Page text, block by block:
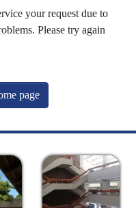
your request due to
Please try again
page